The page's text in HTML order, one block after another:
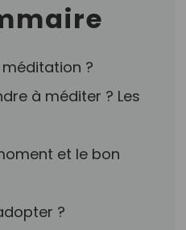
méditation ?
à méditer ? Les
et le bon
?